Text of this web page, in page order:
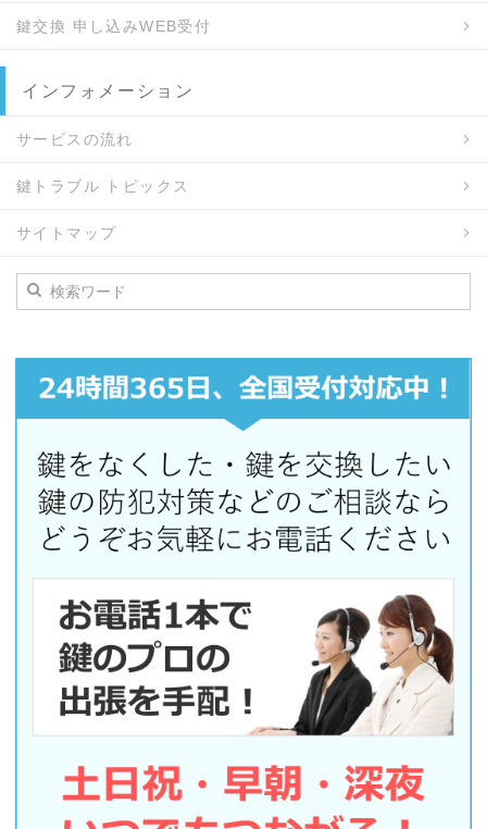
鍵交換 申し込みWEB受付
インフォメーション
サービスの流れ
鍵トラブル トピックス
サイトマップ